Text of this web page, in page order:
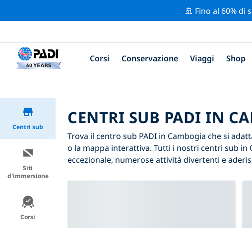
🚢 Fino al 60% di
Corsi Conservazione Viaggi Shop
Centri sub
Siti
d'immersione
Corsi
CENTRI SUB PADI IN
Trova il centro sub PADI in Cambogia che si
o la mappa interattiva. Tutti i nostri centri sub
eccezionale, numerose attività divertenti e